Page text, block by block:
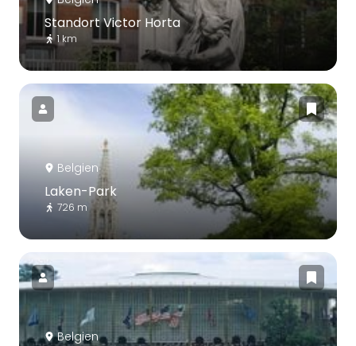
Standort Victor Horta
1 km
Belgien
Laken-Park
726 m
Belgien